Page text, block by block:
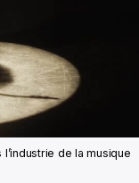
de la musique